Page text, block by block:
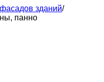
зданий/
панно